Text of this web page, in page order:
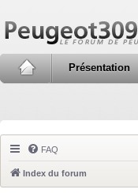
Présentation
FAQ
Index du forum